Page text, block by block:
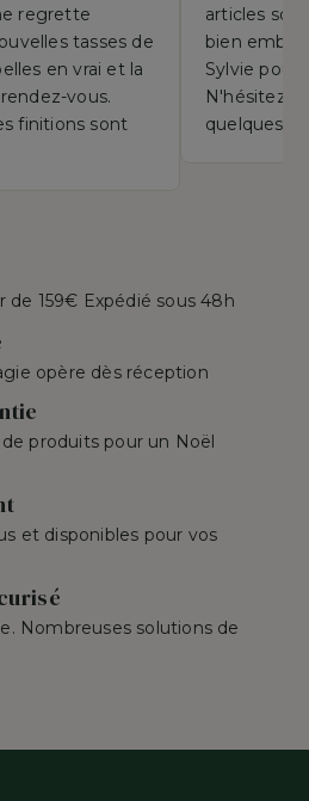
regrette
tasses de
en vrai et la
vous.
finitions sont
articles
bien
Sylvie pour
N'hésitez
quelques
de 159€ Expédié sous 48h
opère dès réception
produits pour un Noël
et disponibles pour vos
Nombreuses solutions de